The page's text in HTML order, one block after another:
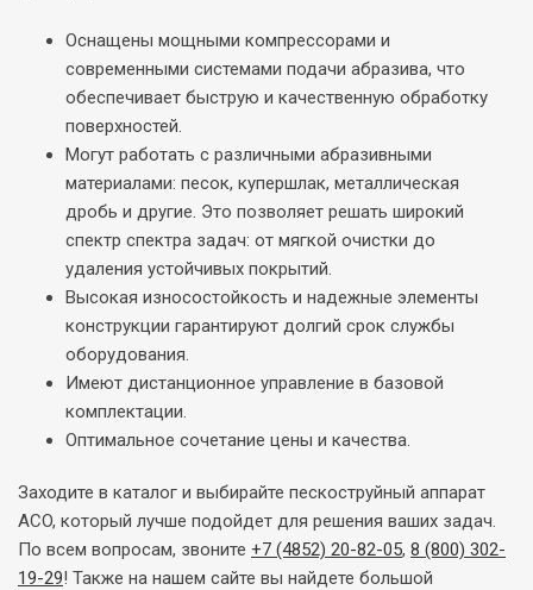
Оснащены мощными компрессорами и
современными системами подачи абразива, что
обеспечивает быструю и качественную обработку
поверхностей.
Могут работать с различными абразивными
материалами: песок, купершлак, металлическая
дробь и другие. Это позволяет решать широкий
спектр спектра задач: от мягкой очистки до
удаления устойчивых покрытий.
Высокая износостойкость и надежные элементы
конструкции гарантируют долгий срок службы
оборудования.
Имеют дистанционное управление в базовой
комплектации.
Оптимальное сочетание цены и качества.
Заходите в каталог и выбирайте пескоструйный аппарат
ACO, который лучше подойдет для решения ваших задач.
По всем вопросам, звоните +7 (4852) 20-82-05, 8 (800) 302-
19-29! Также на нашем сайте вы найдете большой